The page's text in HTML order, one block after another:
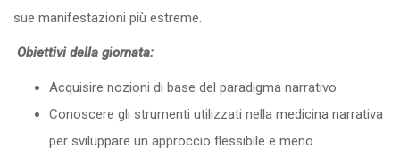
sue manifestazioni più estreme.
Obiettivi della giornata:
Acquisire nozioni di base del paradigma narrativo
Conoscere gli strumenti utilizzati nella medicina narrativa
per sviluppare un approccio flessibile e meno